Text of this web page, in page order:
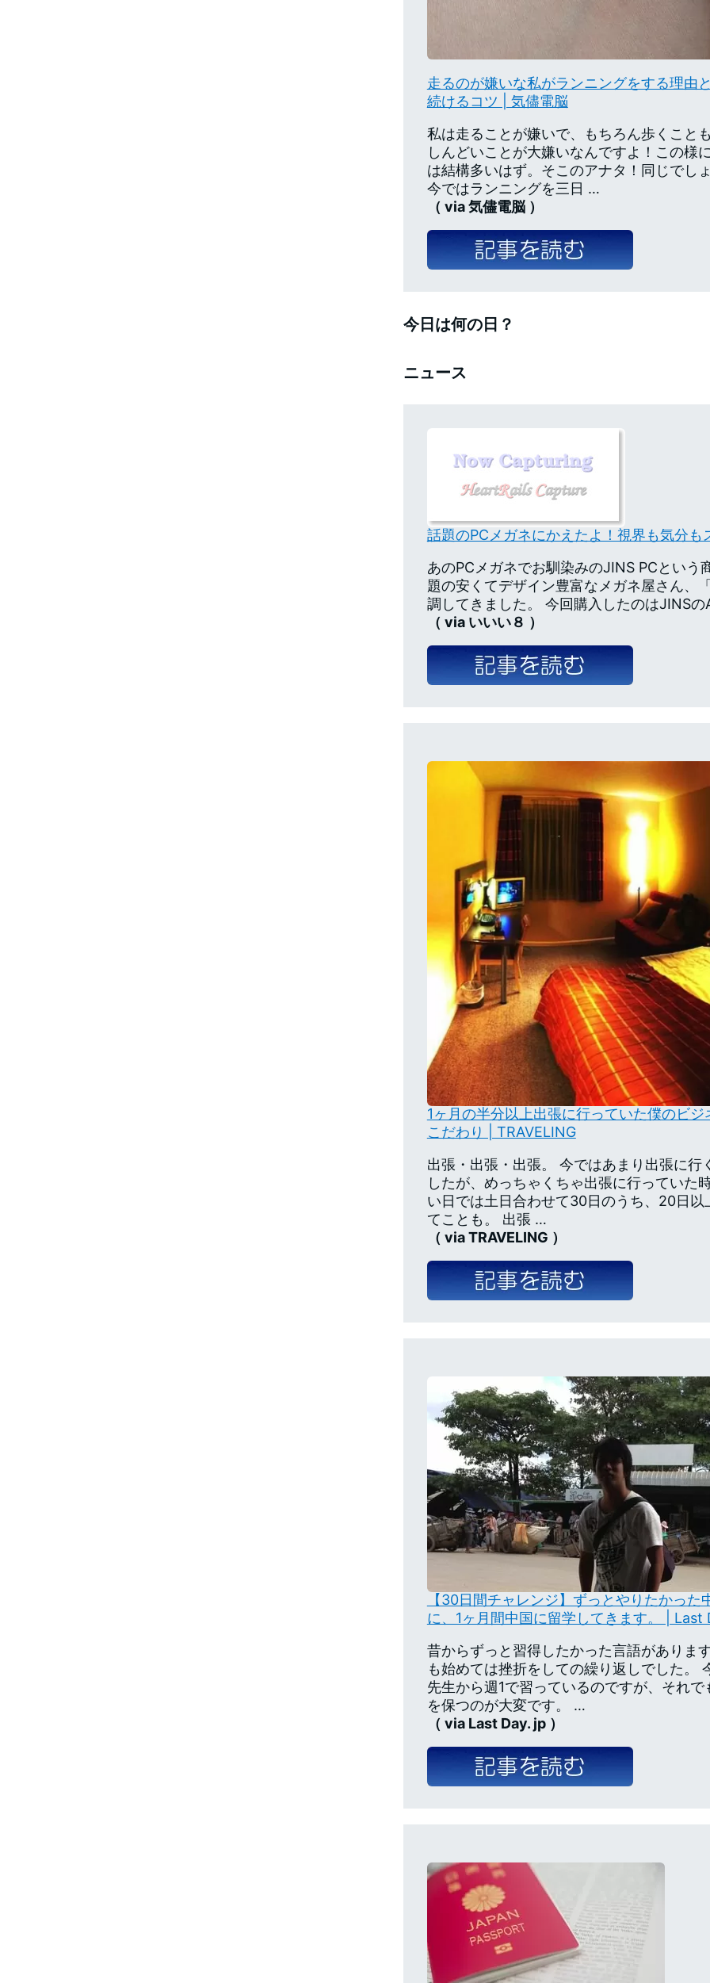
走るのが嫌いな私がランニングをする理由
続けるコツ | 気儘電脳
私は走ることが嫌いで、もちろん歩くこと
しんどいことが大嫌いなんですよ！この様
は結構多いはず。そこのアナタ！同じでし
今ではランニングを三日 …
（ via 気儘電脳 ）
今日は何の日？
ニュース
話題のPCメガネにかえたよ！視界も気分も
あのPCメガネでお馴染みのJINS PCという
題の安くてデザイン豊富なメガネ屋さん、
調してきました。 今回購入したのはJINS
（ via いいい８ ）
1ヶ月の半分以上出張に行っていた僕のビ
こだわり | TRAVELING
出張・出張・出張。 今ではあまり出張に行
したが、めっちゃくちゃ出張に行っていた
い日では土日合わせて30日のうち、20日以
てことも。 出張 …
（ via TRAVELING ）
【30日間チャレンジ】ずっとやりたかった
に、1ヶ月間中国に留学してきます。 | Last
昔からずっと習得したかった言語がありま
も始めては挫折をしての繰り返しでした。
先生から週1で習っているのですが、それ
を保つのが大変です。 …
（ via Last Day. jp ）